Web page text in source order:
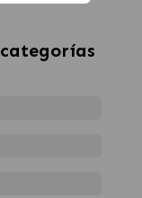
categorías